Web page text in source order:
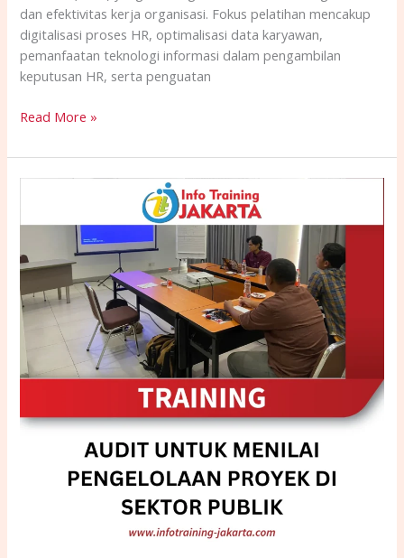
dan efektivitas kerja organisasi. Fokus pelatihan mencakup
digitalisasi proses HR, optimalisasi data karyawan,
pemanfaatan teknologi informasi dalam pengambilan
keputusan HR, serta penguatan
Read More »
UNTUK
PENGELOLAAN
PROYEK
DI
SEKTOR